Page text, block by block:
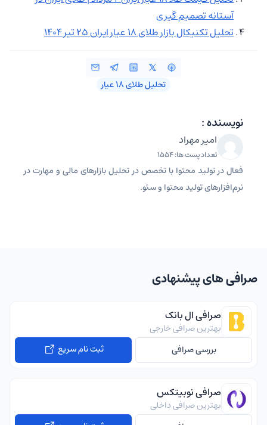
آستانه تصمیم گیری
تحلیل تکنیکال بازار طلای ۱۸ عیار ایران ۲۵ تیر ۱۴۰۴
تحلیل طلای ۱۸ عیار
نویسنده :
امیر مهراد
تعداد پست ها: 1554
فعال در تولید محتوا با تخصص در تحلیل بازارهای مالی و مهارت در
نرم‌افزارهای تولید محتوا و سئو.
صرافی های پیشنهادی
صرافی ال بانک
بهترین صرافی خارجی
بررسی صرافی
ثبت نام سریع
صرافی نوبیتکس
بهترین صرافی داخلی